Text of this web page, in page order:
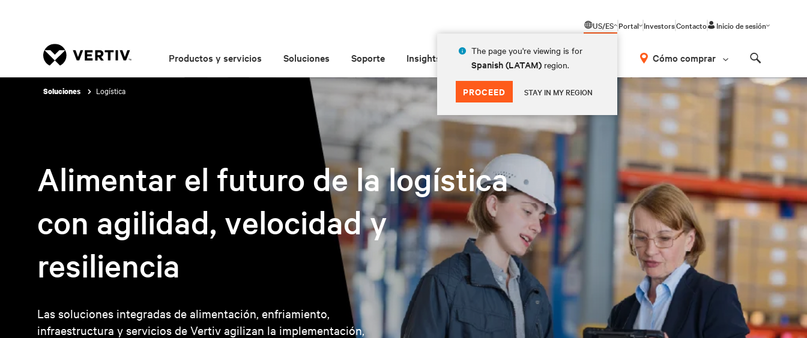
US/ES
The page you're viewing is for
Spanish (LATAM) region.
PROCEED STAY IN MY REGION
Portal InvestorsContacto Inicio de sesión
Productos y servicios Soluciones Soporte Insights Acerca de Cómo comprar
Soluciones Logística
Alimentar el futuro de la logística
con agilidad, velocidad y
resiliencia
Las soluciones integradas de alimentación, enfriamiento,
infraestructura y servicios de Vertiv agilizan la implementación,